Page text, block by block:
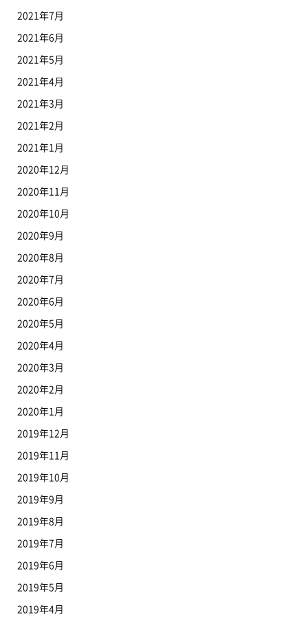
2021年7月
2021年6月
2021年5月
2021年4月
2021年3月
2021年2月
2021年1月
2020年12月
2020年11月
2020年10月
2020年9月
2020年8月
2020年7月
2020年6月
2020年5月
2020年4月
2020年3月
2020年2月
2020年1月
2019年12月
2019年11月
2019年10月
2019年9月
2019年8月
2019年7月
2019年6月
2019年5月
2019年4月